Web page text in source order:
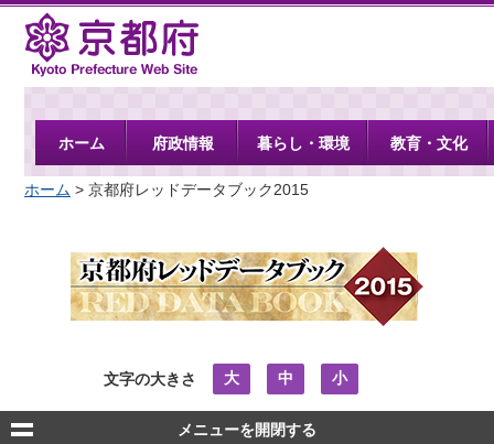
京都府
ホーム 府政情報 暮らし・環境 教育・文化
ホーム > 京都府レッドデータブック2015
文字の大きさ 大 中 小
メニューを開閉する